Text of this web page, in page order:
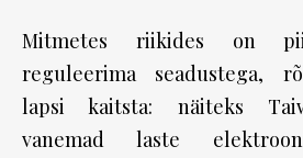
Mitmetes riikides on
reguleerima seadustega,
lapsi kaitsta: näiteks
vanemad laste